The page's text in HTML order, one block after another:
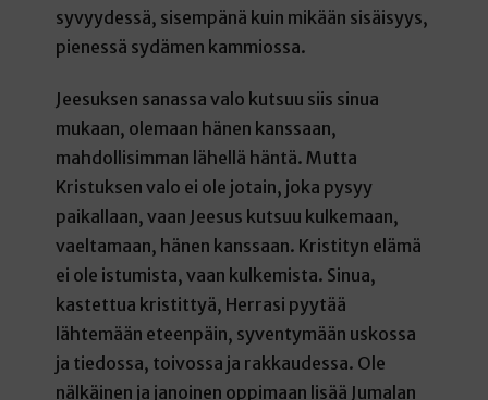
syvyydessä, sisempänä kuin mikään sisäisyys,
pienessä sydämen kammiossa.
Jeesuksen sanassa valo kutsuu siis sinua
mukaan, olemaan hänen kanssaan,
mahdollisimman lähellä häntä. Mutta
Kristuksen valo ei ole jotain, joka pysyy
paikallaan, vaan Jeesus kutsuu kulkemaan,
vaeltamaan, hänen kanssaan. Kristityn elämä
ei ole istumista, vaan kulkemista. Sinua,
kastettua kristittyä, Herrasi pyytää
lähtemään eteenpäin, syventymään uskossa
ja tiedossa, toivossa ja rakkaudessa. Ole
nälkäinen ja janoinen oppimaan lisää Jumalan